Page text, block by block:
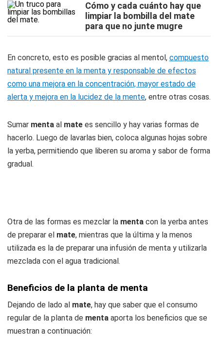
Cómo y cada cuánto hay que
limpiar la bombilla del mate
para que no junte mugre
En concreto, esto es posible gracias al mentol, compuesto
natural presente en la menta y responsable de efectos
como una mejora en la concentración, mayor estado de
alerta y mejora en la lucidez de la mente, entre otras cosas.
Sumar menta al mate es sencillo y hay varias formas de
hacerlo. Luego de lavarlas bien, coloca algunas hojas sobre
la yerba, permitiendo que liberen su aroma y sabor de forma
gradual.
Otra de las formas es mezclar la menta con la yerba antes
de preparar el mate, mientras que la última y la menos
utilizada es la de preparar una infusión de menta y utilizarla
mezclada con el agua tradicional.
Beneficios de la planta de menta
Dejando de lado al mate, hay que saber que el consumo
regular de la planta de menta aporta los beneficios que se
muestran a continuación: